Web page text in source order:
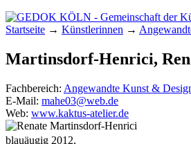
GEDOK KÖLN
Gemeinschaft der
Startseite → Künstlerinnen →
Martinsdorf-Henrici,
Fachbereich: Angewandte Kunst &
E-Mail: mahe03@web.de
Web: www.kaktus-atelier.de
blauäugig 2012,